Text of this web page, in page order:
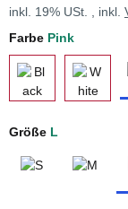
inkl. 19% USt. , inkl.
Farbe Pink
Größe L